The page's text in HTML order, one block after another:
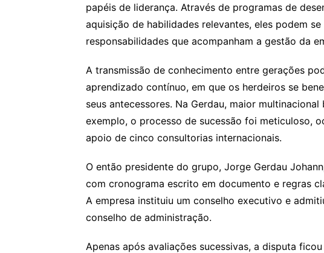
papéis de liderança. Através de programas de
aquisição de habilidades relevantes, eles podem
responsabilidades que acompanham a gestão da
A transmissão de conhecimento entre gerações
aprendizado contínuo, em que os herdeiros se
seus antecessores. Na Gerdau, maior
exemplo, o processo de sucessão foi meticuloso,
apoio de cinco consultorias internacionais.
O então presidente do grupo, Jorge Gerdau
com cronograma escrito em documento e regras
A empresa instituiu um conselho executivo e
conselho de administração.
Apenas após avaliações sucessivas, a disputa